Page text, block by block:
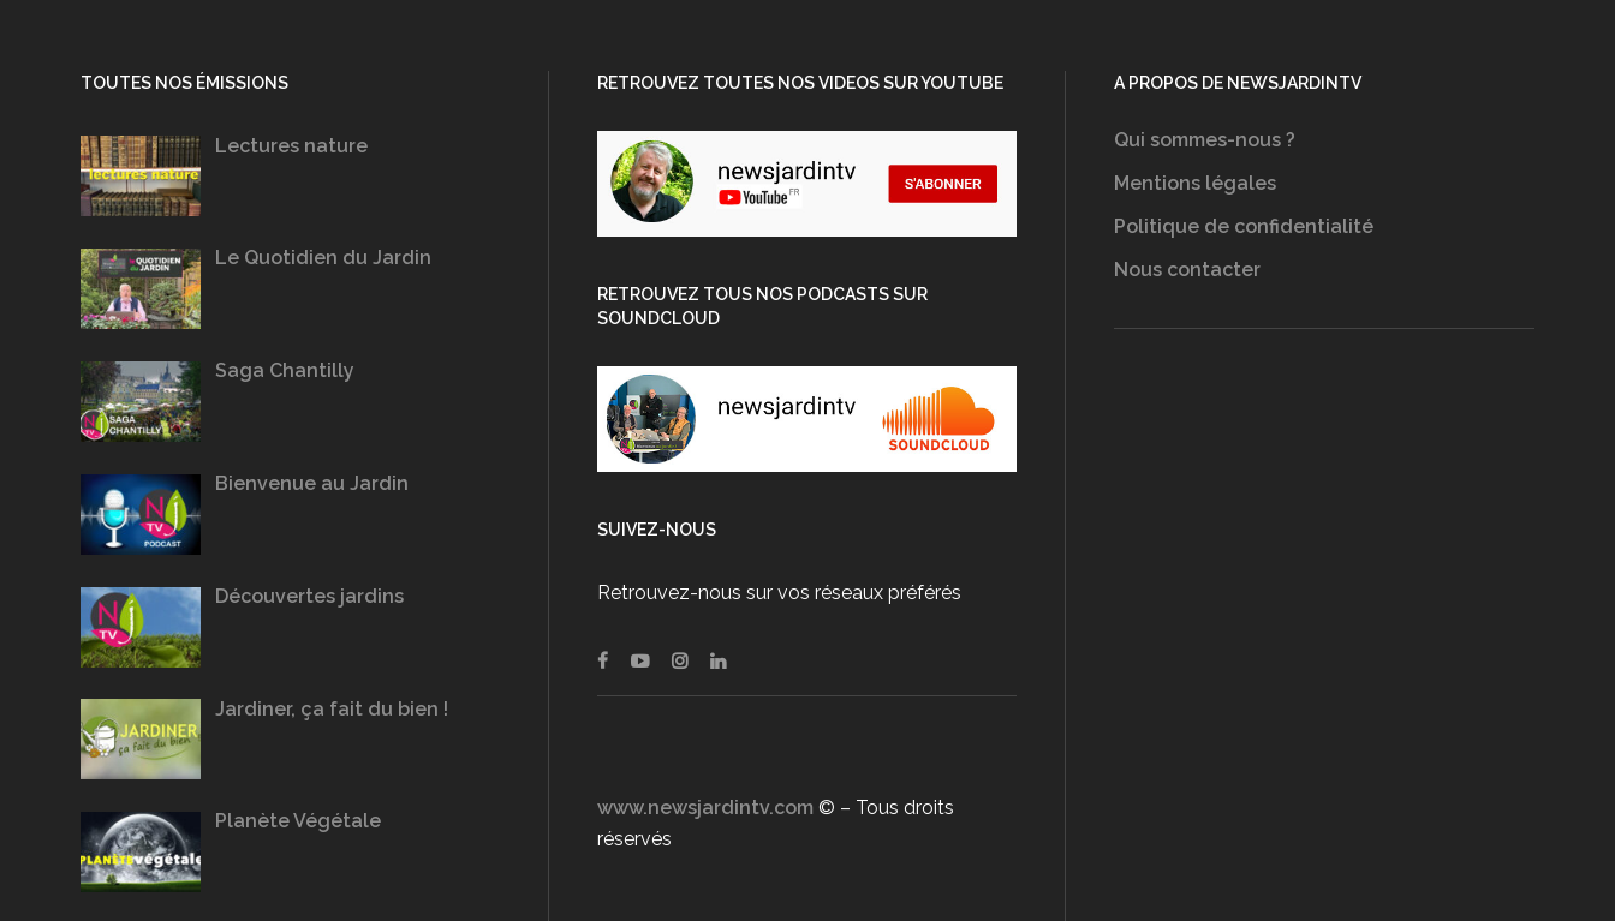
TOUTES NOS ÉMISSIONS
Lectures nature
Le Quotidien du Jardin
Saga Chantilly
Bienvenue au Jardin
Découvertes jardins
Jardiner, ça fait du bien !
Planète Végétale
RETROUVEZ TOUTES NOS VIDEOS SUR YOUTUBE
RETROUVEZ TOUS NOS PODCASTS SUR
SOUNDCLOUD
SUIVEZ-NOUS
Retrouvez-nous sur vos réseaux préférés
www.newsjardintv.com © – Tous droits
réservés
A PROPOS DE NEWSJARDINTV
Qui sommes-nous ?
Mentions légales
Politique de confidentialité
Nous contacter